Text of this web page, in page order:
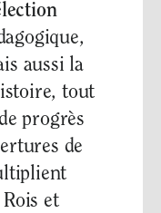
aussi la
tout
progrès
de
et